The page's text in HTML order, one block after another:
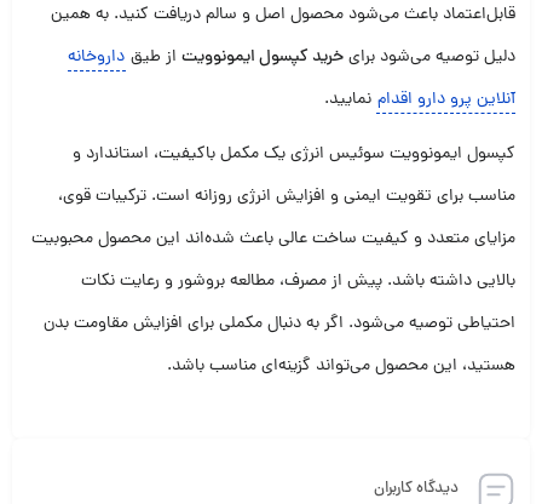
قابل‌اعتماد باعث می‌شود محصول اصل و سالم دریافت کنید. به همین
دلیل توصیه می‌شود برایخرید کپسول ایمونوویت از طیق داروخانه
آنلاین پرو دارو اقدام نمایید.
کپسول ایمونوویت سوئیس انرژی یک مکمل باکیفیت، استاندارد و
مناسب برای تقویت ایمنی و افزایش انرژی روزانه است. ترکیبات قوی،
مزایای متعدد و کیفیت ساخت عالی باعث شده‌اند این محصول محبوبیت
بالایی داشته باشد. پیش از مصرف، مطالعه بروشور و رعایت نکات
احتیاطی توصیه می‌شود. اگر به دنبال مکملی برای افزایش مقاومت بدن
هستید، این محصول می‌تواند گزینه‌ای مناسب باشد.
دیدگاه کاربران